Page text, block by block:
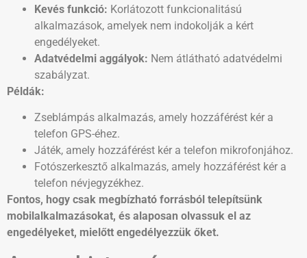
Kevés funkció: Korlátozott funkcionalitású
alkalmazások, amelyek nem indokolják a kért
engedélyeket.
Adatvédelmi aggályok: Nem átlátható adatvédelmi
szabályzat.
Példák:
Zseblámpás alkalmazás, amely hozzáférést kér a
telefon GPS-éhez.
Játék, amely hozzáférést kér a telefon mikrofonjához.
Fotószerkesztő alkalmazás, amely hozzáférést kér a
telefon névjegyzékhez.
Fontos, hogy csak megbízható forrásból telepítsünk
mobilalkalmazásokat, és alaposan olvassuk el az
engedélyeket, mielőtt engedélyezzük őket.